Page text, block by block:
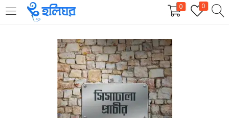
0 0
LOGIN REGISTER
Enter your username and password to login.